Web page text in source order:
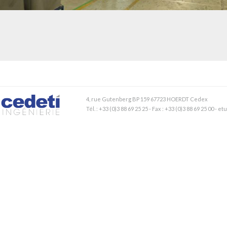
4, rue Gutenberg BP 159 67723 HOERDT Cedex
Tél. : +33 (0)3 88 69 25 25 - Fax : +33 (0)3 88 69 25 00 -